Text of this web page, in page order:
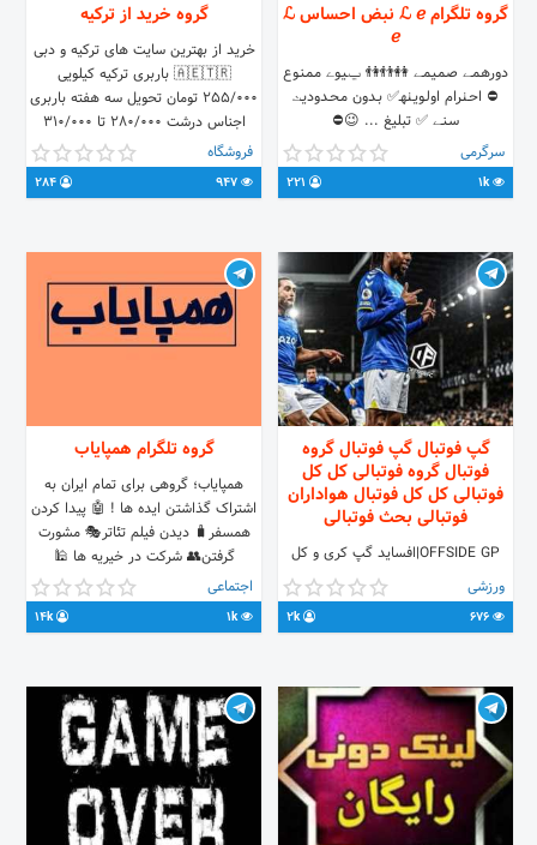
گروه تلگرام ℒ ℯ نبض احساس ℒ
ℯ
دورهـمـے صـمـیـمـے 👭👬👫 ݐـیـوے مـمـنـوع
⛔️ احـٺـرام اولـویـٺـهـ✅ بـدون مـحـدودیـٺ
سـنـے ✅ تبلیغ ... 😉⛔️
سرگرمی
1k
گروه خرید از ترکیه
خرید از بهترین سایت های ترکیه و دبی
🇦🇪🇹🇷 باربری ترکیه کیلویی
255/000 تومان تحویل سه هفته باربری
اجناس درشت 280/000 تا 310/000
تومان #قوانین_نلی_شاپینگ
#نحوه_سفارش_نلی_شاپینگ#
فروشگاه
گپ فوتبال گپ فوتبال گروه
فوتبال گروه فوتبالی کل کل
فوتبالی کل کل فوتبال هواداران
فوتبالی بحث فوتبالی
OFFSIDE GP|افساید گپ کری و کل
کل ازاد√ توهین و فحاشی✖ همه رفیقیم
و باهم خوشیم√ کانال افساید اف سی
🇮🇷 @OFFSIDEFC پشتیبانی:
ورزشی
2k
گروه تلگرام همپایاب
همپایاب؛ ‌گروهی برای تمام ایران به
اشتراک گذاشتن ایده ها ! 🤖 پیدا کردن
همسفر🧳 دیدن فیلم تئاتر🎭 مشورت
گرفتن👥 شرکت در خیریه ها 🕌
دورهمی های سالم👨‍👩‍👧‍👦 ⛔️حتما
قوانین را مطالعه کنید⛔️
https://t.me/Hampaiab
اجتماعی
1k
14k